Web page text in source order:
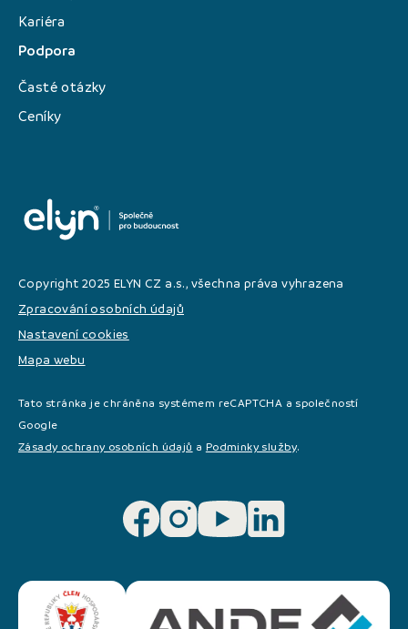
Kariéra
Podpora
Časté otázky
Ceníky
Copyright 2025 ELYN CZ a.s., všechna práva vyhrazena
Zpracování osobních údajů
Nastavení cookies
Mapa webu
Tato stránka je chráněna systémem reCAPTCHA a společností
Google
Zásady ochrany osobních údajů a Podminky služby.